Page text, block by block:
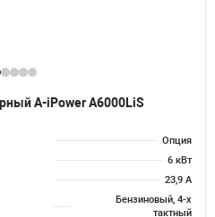
A-iPower A6000LiS
Опция
6 кВт
23,9 А
Бензиновый, 4-х
тактный